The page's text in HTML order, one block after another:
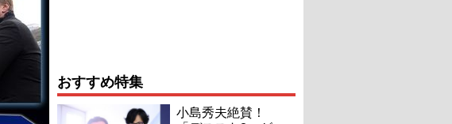
おすすめ特集
小島秀夫絶賛！